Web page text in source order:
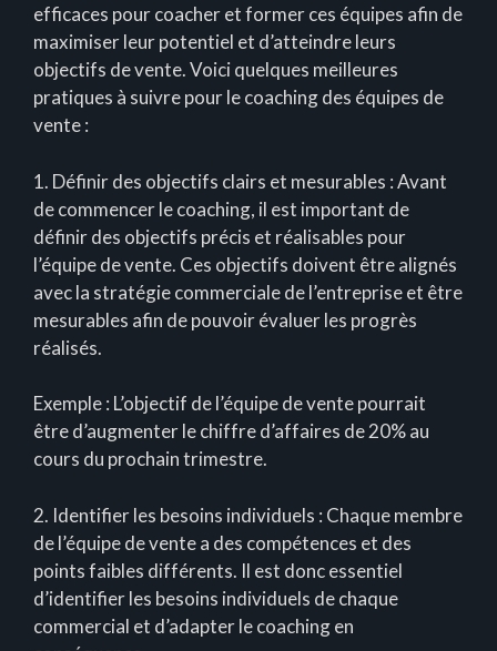
efficaces pour coacher et former ces équipes afin de
maximiser leur potentiel et d’atteindre leurs
objectifs de vente. Voici quelques meilleures
pratiques à suivre pour le coaching des équipes de
vente :
1. Définir des objectifs clairs et mesurables : Avant
de commencer le coaching, il est important de
définir des objectifs précis et réalisables pour
l’équipe de vente. Ces objectifs doivent être alignés
avec la stratégie commerciale de l’entreprise et être
mesurables afin de pouvoir évaluer les progrès
réalisés.
Exemple : L’objectif de l’équipe de vente pourrait
être d’augmenter le chiffre d’affaires de 20% au
cours du prochain trimestre.
2. Identifier les besoins individuels : Chaque membre
de l’équipe de vente a des compétences et des
points faibles différents. Il est donc essentiel
d’identifier les besoins individuels de chaque
commercial et d’adapter le coaching en